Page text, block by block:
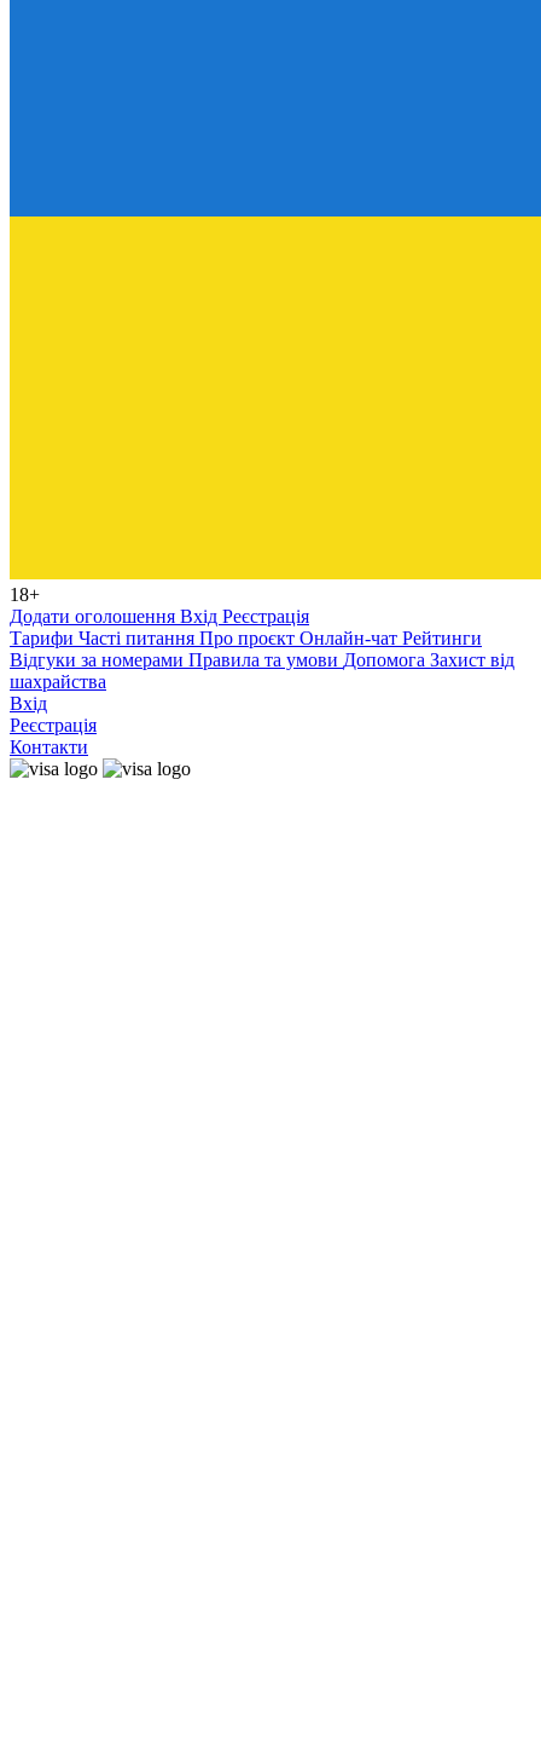
18+
Додати оголошення Вхід Реєстрація
Тарифи Часті питання Про проєкт Онлайн-чат Рейтинги
Відгуки за номерами Правила та умови Допомога Захист від
шахрайства
Вхід
Реєстрація
Контакти